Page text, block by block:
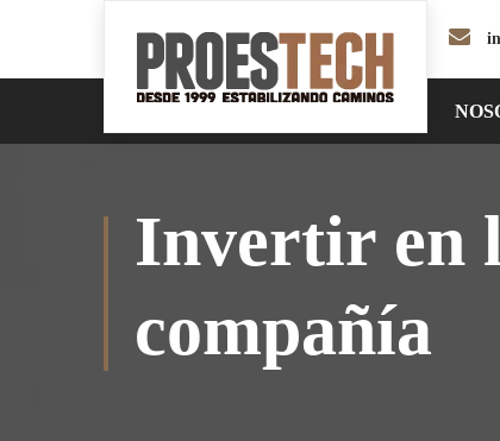
Invertir en
compañía